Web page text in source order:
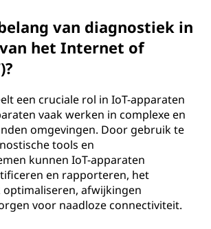
van diagnostiek in
het Internet of
een cruciale rol in IoT-apparaten
vaak werken in complexe en
omgevingen. Door gebruik te
tools en
kunnen IoT-apparaten
en rapporteren, het
afwijkingen
voor naadloze connectiviteit.